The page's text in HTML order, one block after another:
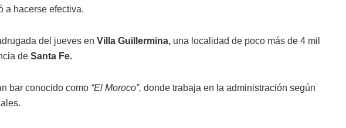
a hacerse efectiva.
del jueves en Villa Guillermina, una localidad de poco más de 4 mil
de Santa Fe.
bar conocido como “El Moroco”, donde trabaja en la administración según